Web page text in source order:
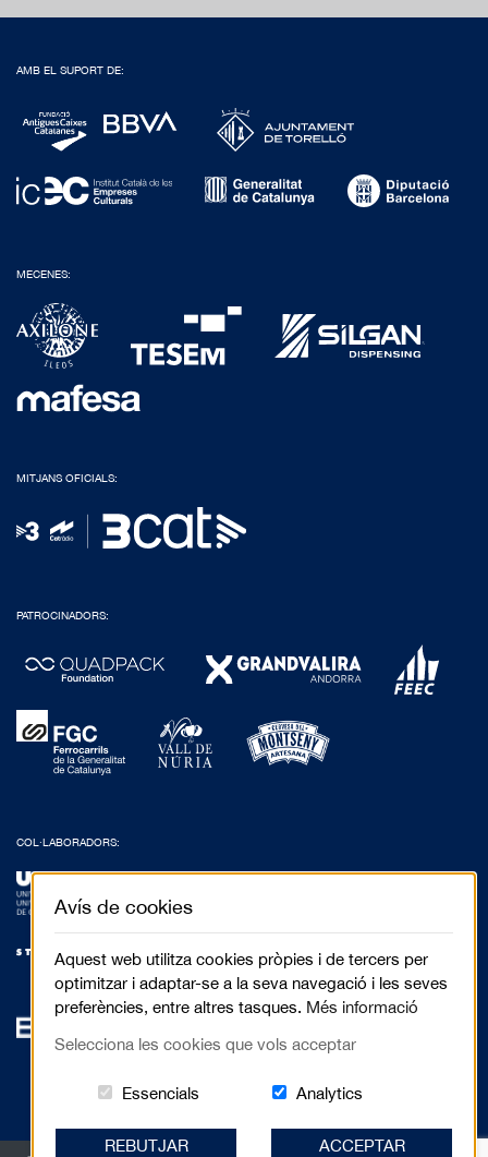
AMB EL SUPORT DE:
MECENES:
MITJANS OFICIALS:
PATROCINADORS:
COL·LABORADORS:
Avís de cookies
Aquest web utilitza cookies pròpies i de tercers per
optimitzar i adaptar-se a la seva navegació i les seves
preferències, entre altres tasques. Més informació
Selecciona les cookies que vols acceptar
Essencials Aquestes cookies són essencials per
AnalyticsCookies related
REBUTJAR ACCEPTAR